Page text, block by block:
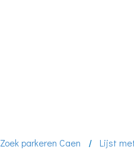
Zoek parkeren Caen Lijst